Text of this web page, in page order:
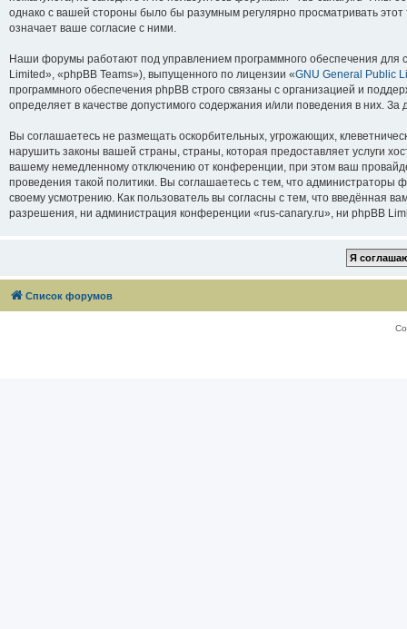
однако с вашей стороны было бы разумным регулярно просматривать
означает ваше согласие с ними.
Наши форумы работают под управлением программного обеспечения
Limited», «phpBB Teams»), выпущенного по лицензии «GNU General Public
программного обеспечения phpBB строго связаны с организацией и
определяет в качестве допустимого содержания и/или поведения в них.
Вы соглашаетесь не размещать оскорбительных, угрожающих,
нарушить законы вашей страны, страны, которая предоставляет услуги
вашему немедленному отключению от конференции, при этом ваш
проведения такой политики. Вы соглашаетесь с тем, что
своему усмотрению. Как пользователь вы согласны с тем, что введённая
разрешения, ни администрация конференции «rus-canary.ru», ни phpBB
Список форумов